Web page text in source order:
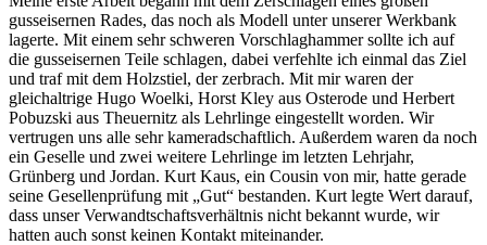
gusseisernen Rades, das noch als Modell unter unserer Werkbank
lagerte. Mit einem sehr schweren Vorschlaghammer sollte ich auf
die gusseisernen Teile schlagen, dabei verfehlte ich einmal das Ziel
und traf mit dem Holzstiel, der zerbrach. Mit mir waren der
gleichaltrige Hugo Woelki, Horst Kley aus Osterode und Herbert
Pobuzski aus Theuernitz als Lehrlinge eingestellt worden. Wir
vertrugen uns alle sehr kameradschaftlich. Außerdem waren da noch
ein Geselle und zwei weitere Lehrlinge im letzten Lehrjahr,
Grünberg und Jordan. Kurt Kaus, ein Cousin von mir, hatte gerade
seine Gesellenprüfung mit
Gut
bestanden. Kurt legte Wert darauf,
dass unser Verwandtschaftsverhältnis nicht bekannt wurde, wir
hatten auch sonst keinen Kontakt miteinander.